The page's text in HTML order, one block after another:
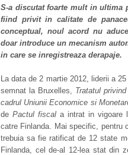
S-a discutat foarte mult in ultima
fiind privit in calitate de
conceptual, noul acord nu
doar introduce un mecanism
in care se inregistreaza derapaje.
La data de 2 martie 2012, liderii a
semnat la Bruxelles, Tratatul
cadrul Uniunii Economice si
de Pactul fiscala intrat in vigoare
catre Finlanda. Mai specific, pentru
trebuia sa fie ratificat de 12 state
Finlanda, cel de-al 12-lea stat din